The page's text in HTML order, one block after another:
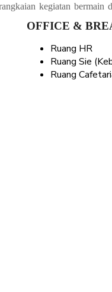
kegiatan bermain
OFFICE &
Ruang HR
Ruang Sie
Ruang